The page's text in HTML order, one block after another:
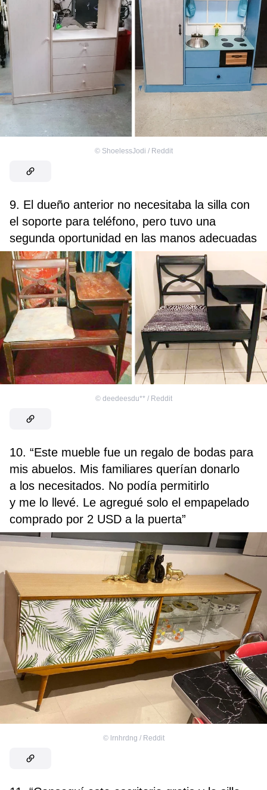
© ShoelessJodi / Reddit
9. El dueño anterior no necesitaba la silla con
el soporte para teléfono, pero tuvo una
segunda oportunidad en las manos adecuadas
© deedeesdu** / Reddit
10. “Este mueble fue un regalo de bodas para
mis abuelos. Mis familiares querían donarlo
a los necesitados. No podía permitirlo
y me lo llevé. Le agregué solo el empapelado
comprado por 2 USD a la puerta”
© lrnhrdng / Reddit